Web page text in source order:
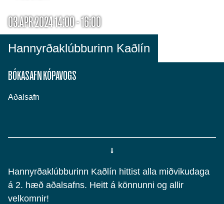
03.APR 2024 14:00 - 16:00
Hannyrðaklúbburinn Kaðlín
BÓKASAFN KÓPAVOGS
Aðalsafn
Hannyrðaklúbburinn Kaðlín hittist alla miðvikudaga
á 2. hæð aðalsafns. Heitt á könnunni og allir
velkomnir!